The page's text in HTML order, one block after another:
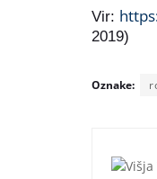
Vir:
2019)
Oznake: